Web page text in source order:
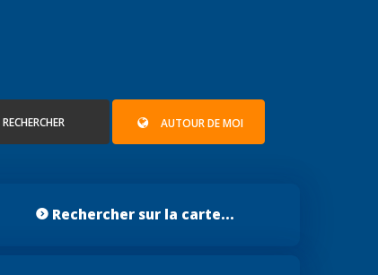
RECHERCHER AUTOUR DE MOI
Rechercher sur la carte...